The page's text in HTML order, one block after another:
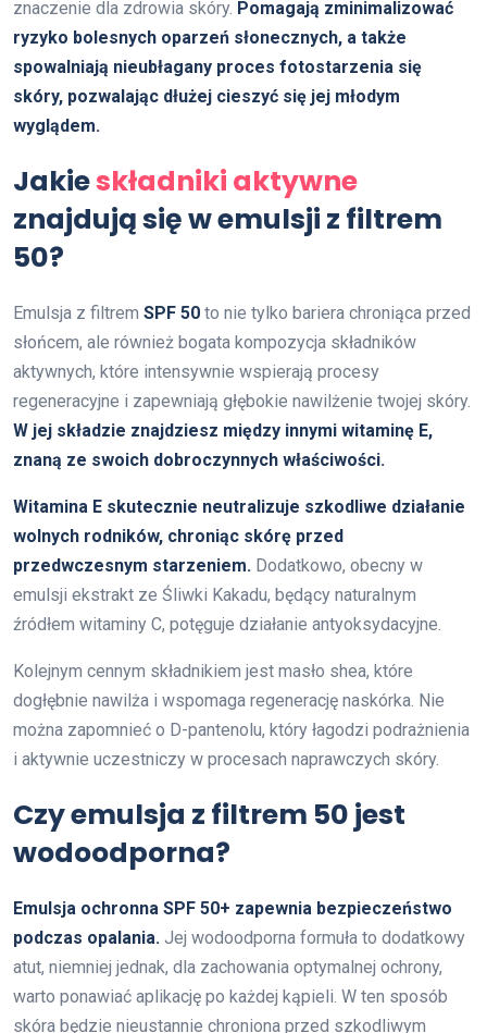
znaczenie dla zdrowia skóry. Pomagają zminimalizować
ryzyko bolesnych oparzeń słonecznych, a także
spowalniają nieubłagany proces fotostarzenia się
skóry, pozwalając dłużej cieszyć się jej młodym
wyglądem.
Jakieskładniki aktywne
znajdują się w emulsji z filtrem
50?
Emulsja z filtrem SPF 50 to nie tylko bariera chroniąca przed
słońcem, ale również bogata kompozycja składników
aktywnych, które intensywnie wspierają procesy
regeneracyjne i zapewniają głębokie nawilżenie twojej skóry.
W jej składzie znajdziesz między innymi witaminę E,
znaną ze swoich dobroczynnych właściwości.
Witamina E skutecznie neutralizuje szkodliwe działanie
wolnych rodników, chroniąc skórę przed
przedwczesnym starzeniem. Dodatkowo, obecny w
emulsji ekstrakt ze Śliwki Kakadu, będący naturalnym
źródłem witaminy C, potęguje działanie antyoksydacyjne.
Kolejnym cennym składnikiem jest masło shea, które
dogłębnie nawilża i wspomaga regenerację naskórka. Nie
można zapomnieć o D-pantenolu, który łagodzi podrażnienia
i aktywnie uczestniczy w procesach naprawczych skóry.
Czy emulsja z filtrem 50 jest
wodoodporna?
Emulsja ochronna SPF 50+ zapewnia bezpieczeństwo
podczas opalania. Jej wodoodporna formuła to dodatkowy
atut, niemniej jednak, dla zachowania optymalnej ochrony,
warto ponawiać aplikację po każdej kąpieli. W ten sposób
skóra będzie nieustannie chroniona przed szkodliwym